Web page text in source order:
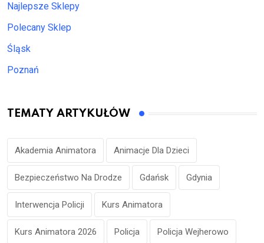
Najlepsze Sklepy
Polecany Sklep
Śląsk
Poznań
TEMATY ARTYKUŁÓW
Akademia Animatora Animacje Dla Dzieci
Bezpieczeństwo Na Drodze Gdańsk Gdynia
Interwencja Policji Kurs Animatora
Kurs Animatora 2026 Policja Policja Wejherowo